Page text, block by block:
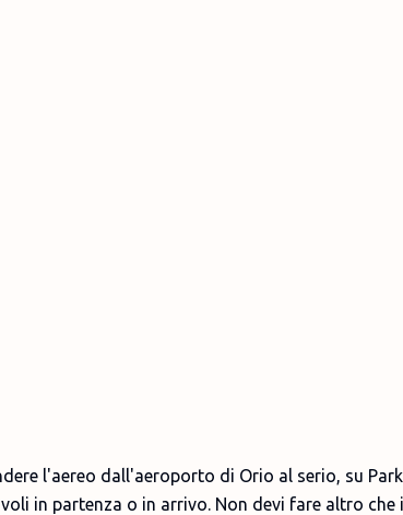
l'aereo dall'aeroporto di Orio al serio, su
in partenza o in arrivo. Non devi fare altro che